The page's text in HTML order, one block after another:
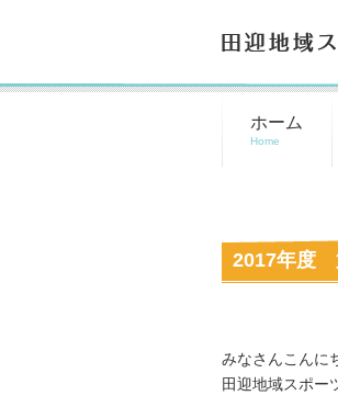
ホーム
2017年度
みなさんこんに
田迎地域スポー